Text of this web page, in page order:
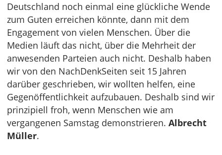
Deutschland noch einmal eine glückliche Wende
zum Guten erreichen könnte, dann mit dem
Engagement von vielen Menschen. Über die
Medien läuft das nicht, über die Mehrheit der
anwesenden Parteien auch nicht. Deshalb haben
wir von den NachDenkSeiten seit 15 Jahren
darüber geschrieben, wir wollten helfen, eine
Gegenöffentlichkeit aufzubauen. Deshalb sind wir
prinzipiell froh, wenn Menschen wie am
vergangenen Samstag demonstrieren. Albrecht
Müller.